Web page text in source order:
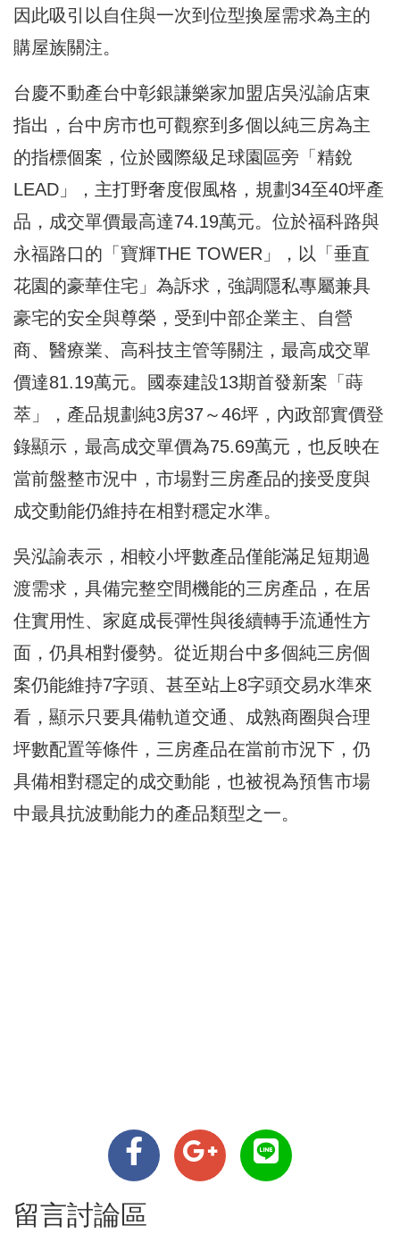
因此吸引以自住與一次到位型換屋需求為主的
購屋族關注。
台慶不動產台中彰銀謙樂家加盟店吳泓諭店東
指出，台中房市也可觀察到多個以純三房為主
的指標個案，位於國際級足球園區旁「精銳
LEAD」，主打野奢度假風格，規劃34至40坪產
品，成交單價最高達74.19萬元。位於福科路與
永福路口的「寶輝THE TOWER」，以「垂直
花園的豪華住宅」為訴求，強調隱私專屬兼具
豪宅的安全與尊榮，受到中部企業主、自營
商、醫療業、高科技主管等關注，最高成交單
價達81.19萬元。國泰建設13期首發新案「蒔
萃」，產品規劃純3房37～46坪，內政部實價登
錄顯示，最高成交單價為75.69萬元，也反映在
當前盤整市況中，市場對三房產品的接受度與
成交動能仍維持在相對穩定水準。
吳泓諭表示，相較小坪數產品僅能滿足短期過
渡需求，具備完整空間機能的三房產品，在居
住實用性、家庭成長彈性與後續轉手流通性方
面，仍具相對優勢。從近期台中多個純三房個
案仍能維持7字頭、甚至站上8字頭交易水準來
看，顯示只要具備軌道交通、成熟商圈與合理
坪數配置等條件，三房產品在當前市況下，仍
具備相對穩定的成交動能，也被視為預售市場
中最具抗波動能力的產品類型之一。
留言討論區